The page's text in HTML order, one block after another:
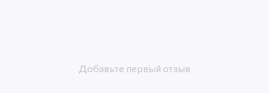
Добавьте первый отзыв